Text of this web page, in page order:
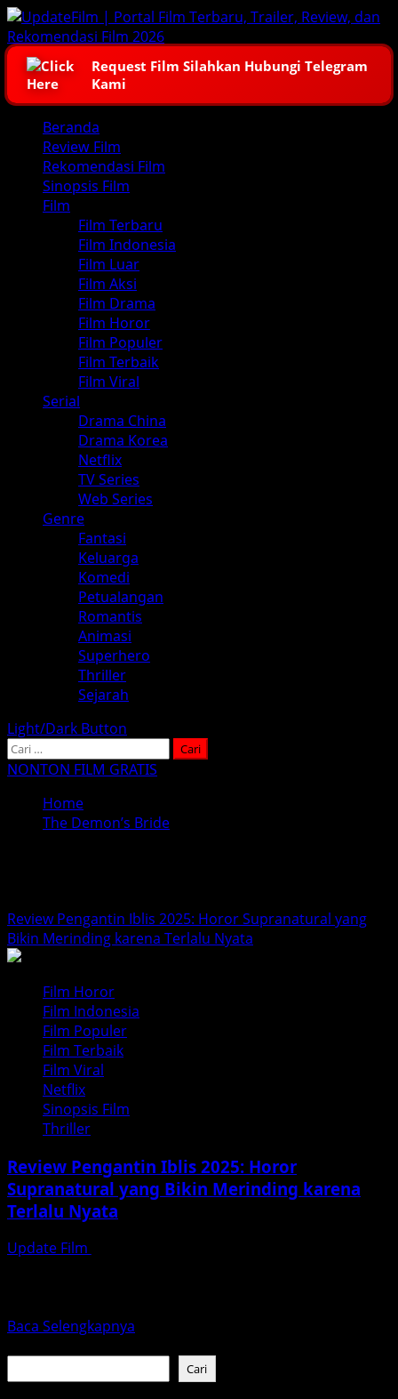
Skip
to
content
Request Film Silahkan Hubungi Telegram
Kami
Primary
Menu
Beranda
Review Film
Rekomendasi Film
Sinopsis Film
Film
Film Terbaru
Film Indonesia
Film Luar
Film Aksi
Film Drama
Film Horor
Film Populer
Film Terbaik
Film Viral
Serial
Drama China
Drama Korea
Netflix
TV Series
Web Series
Genre
Fantasi
Keluarga
Komedi
Petualangan
Romantis
Animasi
Superhero
Thriller
Sejarah
Light/Dark Button
Cari
untuk:
NONTON FILM GRATIS
Home
The Demon’s Bride
Review Pengantin Iblis 2025: Horor Supranatural yang
Bikin Merinding karena Terlalu Nyata
Film Horor
Film Indonesia
Film Populer
Film Terbaik
Film Viral
Netflix
Sinopsis Film
Thriller
Review Pengantin Iblis 2025: Horor
Supranatural yang Bikin Merinding karena
Terlalu Nyata
Update Film
Baca Selengkapnya
Review
Cari